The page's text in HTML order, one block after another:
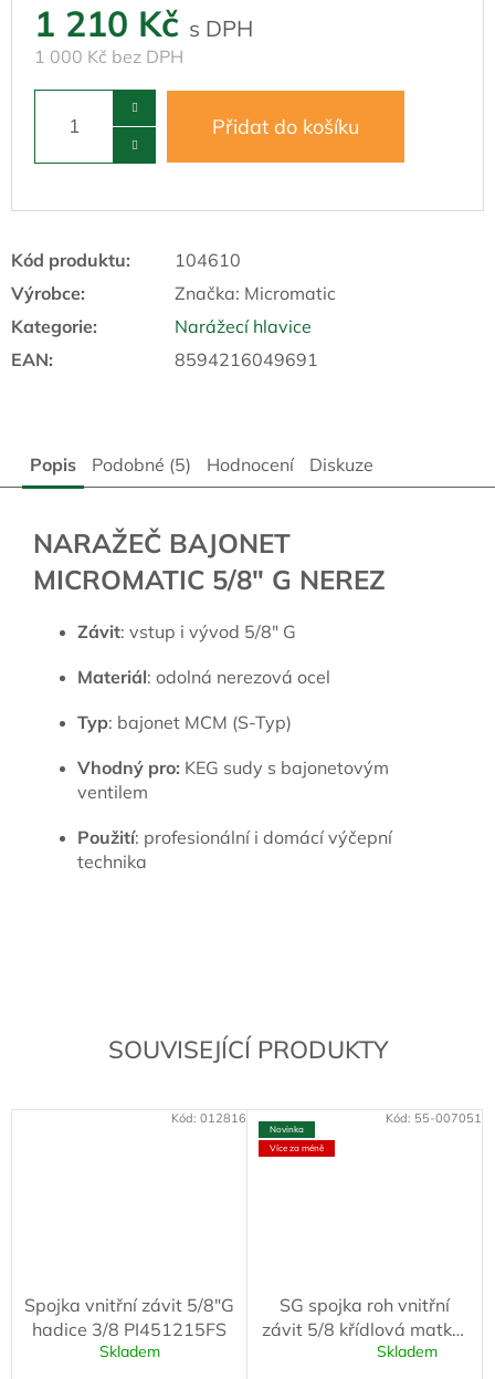
1 210 Kč
1 000 Kč bez DPH
Přidat do košíku
Kód produktu:
104610
Výrobce:
Značka: Micromatic
Kategorie:
Narážecí hlavice
EAN: 8594216049691
SOUVISEJÍCÍ PRODUKTY
Spojka vnitřní závit 5/8"G
hadice 3/8 PI451215FS
Skladem
Kód: 012816
Novinka
Více za méně
SG spojka roh vnitřní
závit 5/8 křídlová matka,
hadice 3/8Skladem
Kód: 55-007051
Popis Podobné (5) Hodnocení Diskuze
NARAŽEČ BAJONET
MICROMATIC 5/8" G NEREZ
Závit: vstup i vývod 5/8" G
Materiál: odolná nerezová ocel
Typ: bajonet MCM (S-Typ)
Vhodný pro: KEG sudy s bajonetovým
ventilem
Použití: profesionální i domácí výčepní
technika